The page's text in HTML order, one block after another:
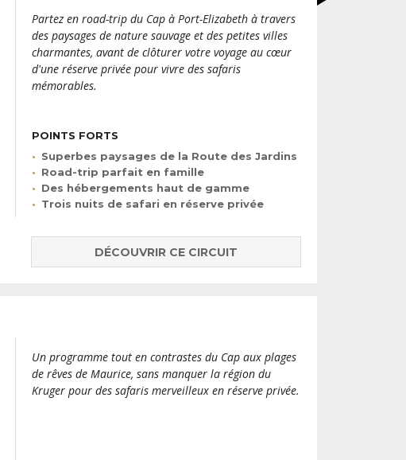
Partez en road-trip du Cap à Port-Elizabeth à travers
des paysages de nature sauvage et des petites villes
charmantes, avant de clôturer votre voyage au cœur
d'une réserve privée pour vivre des safaris
mémorables.
POINTS FORTS
Superbes paysages de la Route des Jardins
Road-trip parfait en famille
Des hébergements haut de gamme
Trois nuits de safari en réserve privée
DÉCOUVRIR CE CIRCUIT
Un programme tout en contrastes du Cap aux plages
de rêves de Maurice, sans manquer la région du
Kruger pour des safaris merveilleux en réserve privée.